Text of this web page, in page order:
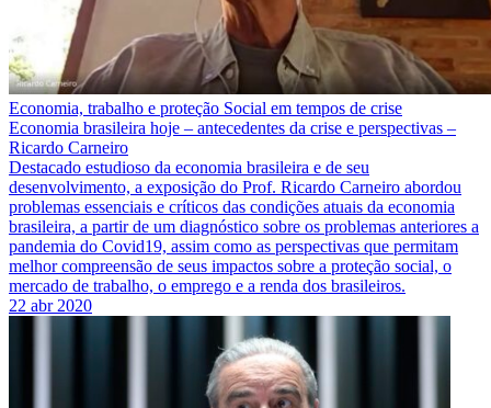
Economia, trabalho e proteção Social em tempos de crise
Economia brasileira hoje – antecedentes da crise e perspectivas –
Ricardo Carneiro
Destacado estudioso da economia brasileira e de seu
desenvolvimento, a exposição do Prof. Ricardo Carneiro abordou
problemas essenciais e críticos das condições atuais da economia
brasileira, a partir de um diagnóstico sobre os problemas anteriores a
pandemia do Covid19, assim como as perspectivas que permitam
melhor compreensão de seus impactos sobre a proteção social, o
mercado de trabalho, o emprego e a renda dos brasileiros.
22 abr 2020